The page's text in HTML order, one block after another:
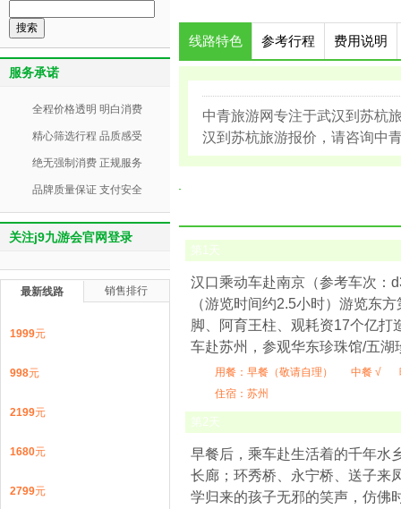
线路特色 参考行程 费用说明
中青旅游网专注于武汉到苏杭
汉到苏杭旅游报价，请咨询中
第1天
汉口乘动车赴南京（参考车次：
（游览时间约2.5小时）游览东
脚、阿育王柱、观耗资17个亿
车赴苏州，参观华东珍珠馆/五
用餐： 早餐（敬请自理） 中餐 √
住宿：苏州
第2天
早餐后，乘车赴生活着的千年水
长廊；环秀桥、永宁桥、送子
学归来的孩子无邪的笑声，仿佛
服务承诺
全程价格透明 明白消费
精心筛选行程 品质感受
绝无强制消费 正规服务
品牌质量保证 支付安全
关注j9九游会官网登录
最新线路 销售排行
1999元
998元
2199元
1680元
2799元